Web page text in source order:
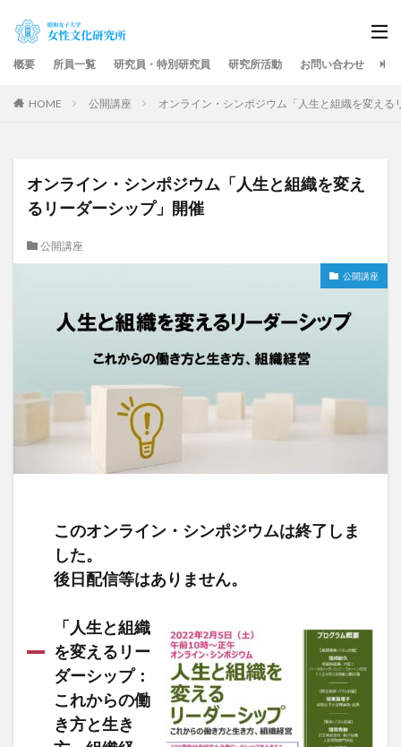
概要 所員一覧 研究員・特別研究員 研究所活動 お問い合わせ
HOME 公開講座 オンライン・シンポジウム「人生と組織を変える
オンライン・シンポジウム「人生と組織を変え
るリーダーシップ」開催
公開講座
公開講座
このオンライン・シンポジウムは終了しま
した。
後日配信等はありません。
「人生と組織
を変えるリー
ダーシップ：
これからの働
き方と生き